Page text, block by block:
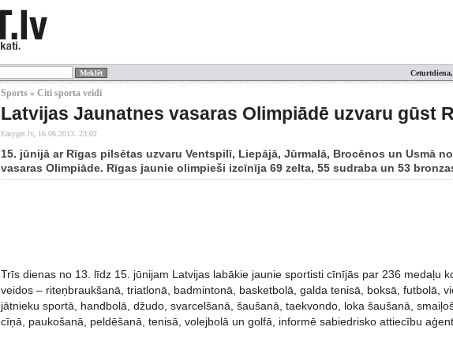
Sports » Citi sporta veidi
Latvijas Jaunatnes vasaras Olimpiādē uzvaru gūst
Easyget.lv, 16.06.2013. 23:02
15. jūnijā ar Rīgas pilsētas uzvaru Ventspilī, Liepājā, Jūrmalā, Brocēnos un Usmā
vasaras Olimpiāde. Rīgas jaunie olimpieši izcīnīja 69 zelta, 55 sudraba un 53
Trīs dienas no 13. līdz 15. jūnijam Latvijas labākie jaunie sportisti cīnījās par 236 medaļu
veidos – riteņbraukšanā, triatlonā, badmintonā, basketbolā, galda tenisā, boksā, futbolā,
jātnieku sportā, handbolā, džudo, svarcelšanā, šaušanā, taekvondo, loka šaušanā,
cīņā, paukošanā, peldēšanā, tenisā, volejbolā un golfā, informē sabiedrisko attiecību